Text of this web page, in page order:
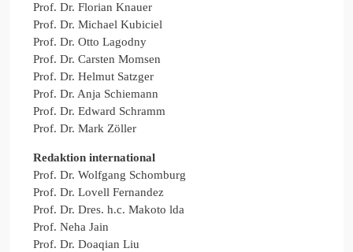
Prof. Dr. Florian Knauer
Prof. Dr. Michael Kubiciel
Prof. Dr. Otto Lagodny
Prof. Dr. Carsten Momsen
Prof. Dr. Helmut Satzger
Prof. Dr. Anja Schiemann
Prof. Dr. Edward Schramm
Prof. Dr. Mark Zöller
Redaktion international
Prof. Dr. Wolfgang Schomburg
Prof. Dr. Lovell Fernandez
Prof. Dr. Dres. h.c. Makoto lda
Prof. Neha Jain
Prof. Dr. Doaqian Liu